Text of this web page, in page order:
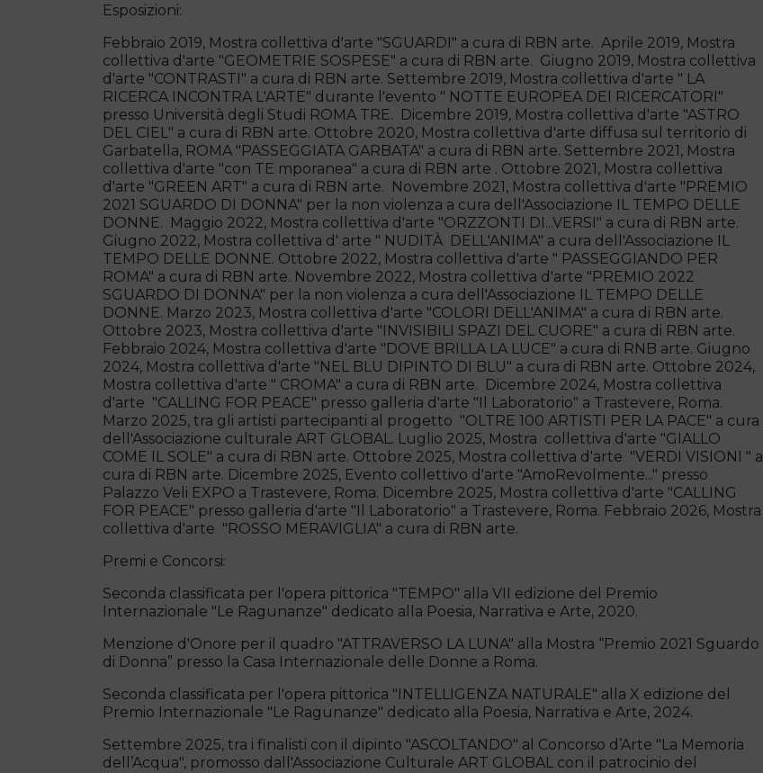
Esposizioni:
Febbraio 2019, Mostra collettiva d'arte "SGUARDI" a cura di RBN arte. Aprile 2019, Mostra
collettiva d'arte "GEOMETRIE SOSPESE" a cura di RBN arte. Giugno 2019, Mostra collettiva
d'arte "CONTRASTI" a cura di RBN arte. Settembre 2019, Mostra collettiva d'arte " LA
RICERCA INCONTRA L'ARTE" durante l'evento " NOTTE EUROPEA DEI RICERCATORI"
presso Università degli Studi ROMA TRE. Dicembre 2019, Mostra collettiva d'arte "ASTRO
DEL CIEL" a cura di RBN arte. Ottobre 2020, Mostra collettiva d'arte diffusa sul territorio di
Garbatella, ROMA "PASSEGGIATA GARBATA" a cura di RBN arte. Settembre 2021, Mostra
collettiva d'arte "con TE mporanea" a cura di RBN arte . Ottobre 2021, Mostra collettiva
d'arte "GREEN ART" a cura di RBN arte. Novembre 2021, Mostra collettiva d'arte "PREMIO
2021 SGUARDO DI DONNA" per la non violenza a cura dell'Associazione IL TEMPO DELLE
DONNE. Maggio 2022, Mostra collettiva d'arte "ORZZONTI DI...VERSI" a cura di RBN arte.
Giugno 2022, Mostra collettiva d' arte " NUDITÀ DELL'ANIMA" a cura dell'Associazione IL
TEMPO DELLE DONNE. Ottobre 2022, Mostra collettiva d'arte " PASSEGGIANDO PER
ROMA" a cura di RBN arte. Novembre 2022, Mostra collettiva d'arte "PREMIO 2022
SGUARDO DI DONNA" per la non violenza a cura dell'Associazione IL TEMPO DELLE
DONNE. Marzo 2023, Mostra collettiva d'arte "COLORI DELL'ANIMA" a cura di RBN arte.
Ottobre 2023, Mostra collettiva d'arte "INVISIBILI SPAZI DEL CUORE" a cura di RBN arte.
Febbraio 2024, Mostra collettiva d'arte "DOVE BRILLA LA LUCE" a cura di RNB arte. Giugno
2024, Mostra collettiva d'arte "NEL BLU DIPINTO DI BLU" a cura di RBN arte. Ottobre 2024,
Mostra collettiva d'arte " CROMA" a cura di RBN arte. Dicembre 2024, Mostra collettiva
d'arte "CALLING FOR PEACE" presso galleria d'arte "Il Laboratorio" a Trastevere, Roma.
Marzo 2025, tra gli artisti partecipanti al progetto "OLTRE 100 ARTISTI PER LA PACE" a cura
dell'Associazione culturale ART GLOBAL. Luglio 2025, Mostra collettiva d'arte "GIALLO
COME IL SOLE" a cura di RBN arte. Ottobre 2025, Mostra collettiva d'arte "VERDI VISIONI " a
cura di RBN arte. Dicembre 2025, Evento collettivo d'arte "AmoRevolmente..." presso
Palazzo Veli EXPO a Trastevere, Roma. Dicembre 2025, Mostra collettiva d'arte "CALLING
FOR PEACE" presso galleria d'arte "Il Laboratorio" a Trastevere, Roma. Febbraio 2026, Mostra
collettiva d'arte "ROSSO MERAVIGLIA" a cura di RBN arte.
Premi e Concorsi:
Seconda classificata per l'opera pittorica "TEMPO" alla VII edizione del Premio
Internazionale "Le Ragunanze" dedicato alla Poesia, Narrativa e Arte, 2020.
Menzione d'Onore per il quadro "ATTRAVERSO LA LUNA" alla Mostra “Premio 2021 Sguardo
di Donna” presso la Casa Internazionale delle Donne a Roma.
Seconda classificata per l'opera pittorica "INTELLIGENZA NATURALE" alla X edizione del
Premio Internazionale "Le Ragunanze" dedicato alla Poesia, Narrativa e Arte, 2024.
Settembre 2025, tra i finalisti con il dipinto "ASCOLTANDO" al Concorso d’Arte "La Memoria
dell’Acqua", promosso dall'Associazione Culturale ART GLOBAL con il patrocinio del